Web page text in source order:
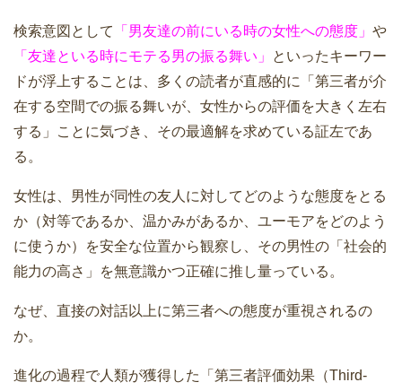
検索意図として 「男友達の前にいる時の女性への態度」 や
「友達といる時にモテる男の振る舞い」
といったキーワー
ドが浮上することは、多くの読者が直感的に「第三者が介
在する空間での振る舞いが、女性からの評価を大きく左右
する」ことに気づき、その最適解を求めている証左であ
る。
女性は、男性が同性の友人に対してどのような態度をとる
か（対等であるか、温かみがあるか、ユーモアをどのよう
に使うか）を安全な位置から観察し、その男性の「社会的
能力の高さ」を無意識かつ正確に推し量っている。
なぜ、直接の対話以上に第三者への態度が重視されるの
か。
進化の過程で人類が獲得した「第三者評価効果（Third-